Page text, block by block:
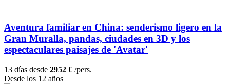
Aventura familiar en China: senderismo ligero en la
Gran Muralla, pandas, ciudades en 3D y los
espectaculares paisajes de 'Avatar'
13 días desde 2952 € /pers.
Desde los 12 años